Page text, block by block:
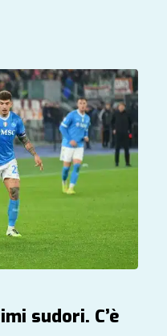
sudori. C’è